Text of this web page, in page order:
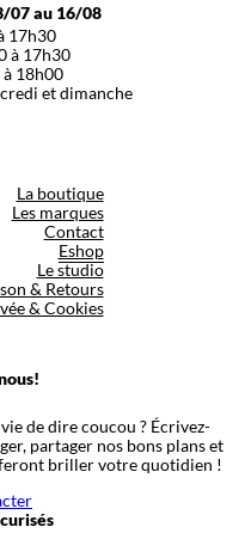
07 au 16/08
17h30
à 17h30
à 18h00
et dimanche
La boutique
Les marques
Contact
Eshop
Le studio
& Retours
& Cookies
de dire coucou ? Écrivez-
partager nos bons plans et
briller votre quotidien !